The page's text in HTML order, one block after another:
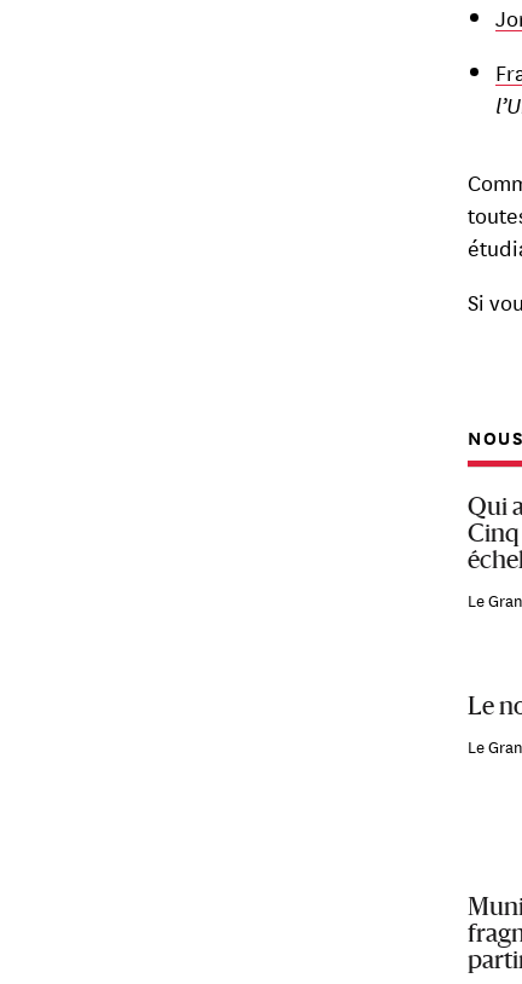
Si
Qui
Cinq
Le
Le
Le